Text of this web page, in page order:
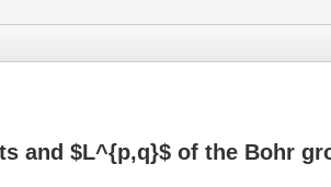
and $L^{p,q}$ of the Bohr